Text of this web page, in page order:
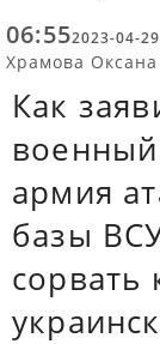
06:552023-04-29
Храмова Оксана
Как
военный
армия
базы
сорвать